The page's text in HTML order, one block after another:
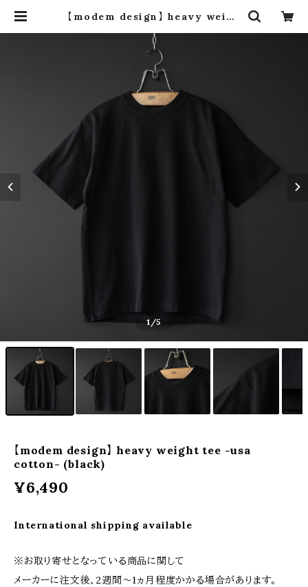
【modem design】 heavy weigh
os dro
1 /5
【modem design】 heavy weight tee -usa
cotton- (black)
¥6,490
International shipping available
※お取り寄せとなっている商品に関して
メーカーに注文後、2週間〜1ヵ月程度かかる場合があります。